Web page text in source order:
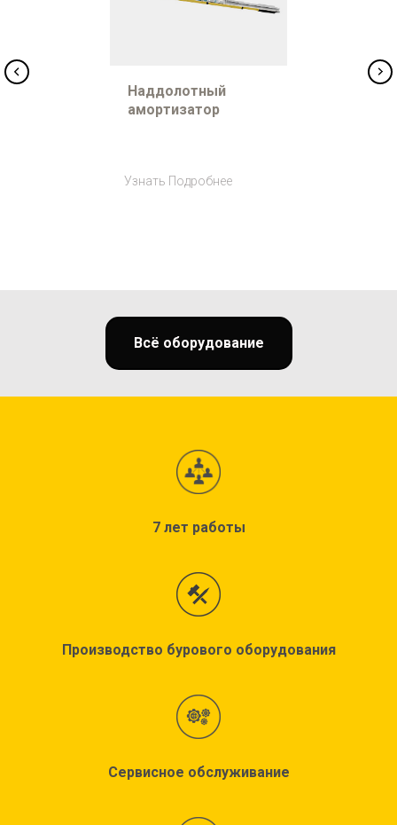
Наддолотный
амортизатор
Узнать Подробнее
Всё оборудование
7 лет работы
Производство бурового оборудования
Сервисное обслуживание